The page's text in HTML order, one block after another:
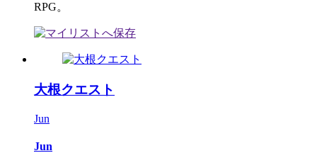
RPG。
大根クエスト
Jun
Jun